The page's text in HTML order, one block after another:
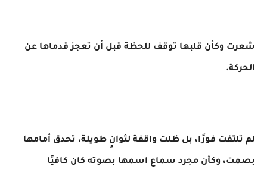
شعرت وكأن قلبها توقف للحظة قبل أن تعجز قدماها عن
الحركة.
لم تلتفت فورًا، بل ظلت واقفة لثوانٍ طويلة، تحدق أمامها
بصمت، وكأن مجرد سماع اسمها بصوته كان كافيًا